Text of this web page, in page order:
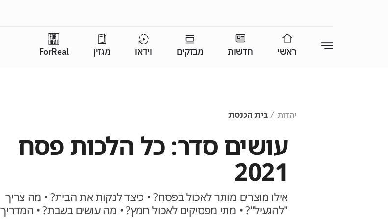
ראשי חדשות מבזקים וידאו מגזין ForReal
יהדות בית הכנסת
עושים סדר: כל הלכות פסח
2021
אילו מוצרים מותר לאכול בפסח? • כיצד לנקות את הבית? • מה צריך
"להגעיל"? • מתי מפסיקים לאכול חמץ? • מה עושים בשבת? • המדריך